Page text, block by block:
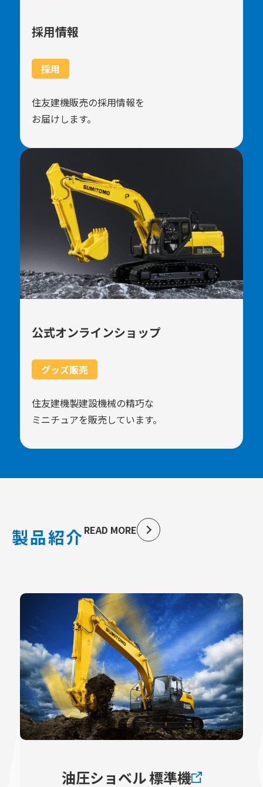
採用情報
住友建機販売の採用情報を
お届けします。
採用
公式オンラインショップ
住友建機製建設機械の精巧な
ミニチュアを販売しています。
グッズ販売
製品紹介READ MORE
油圧ショベル 標準機